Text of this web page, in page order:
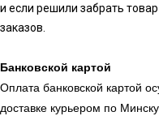
и если решили забрать
заказов.
Банковской картой
Оплата банковской картой
доставке курьером по